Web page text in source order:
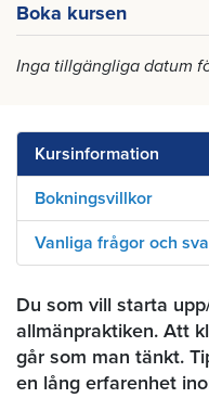
Boka kursen
Inga tillgängliga datum
Kursinformation
Bokningsvillkor
Vanliga frågor och
Du som vill starta
allmänpraktiken. Att
går som man tänkt.
en lång erfarenhet